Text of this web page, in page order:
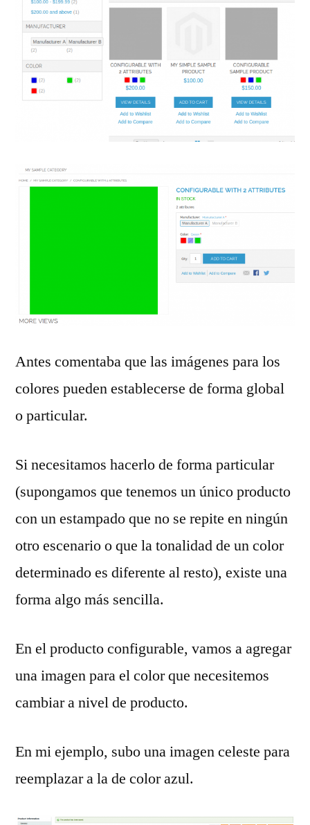
Antes comentaba que las imágenes para los
colores pueden establecerse de forma global
o particular.
Si necesitamos hacerlo de forma particular
(supongamos que tenemos un único producto
con un estampado que no se repite en ningún
otro escenario o que la tonalidad de un color
determinado es diferente al resto), existe una
forma algo más sencilla.
En el producto configurable, vamos a agregar
una imagen para el color que necesitemos
cambiar a nivel de producto.
En mi ejemplo, subo una imagen celeste para
reemplazar a la de color azul.